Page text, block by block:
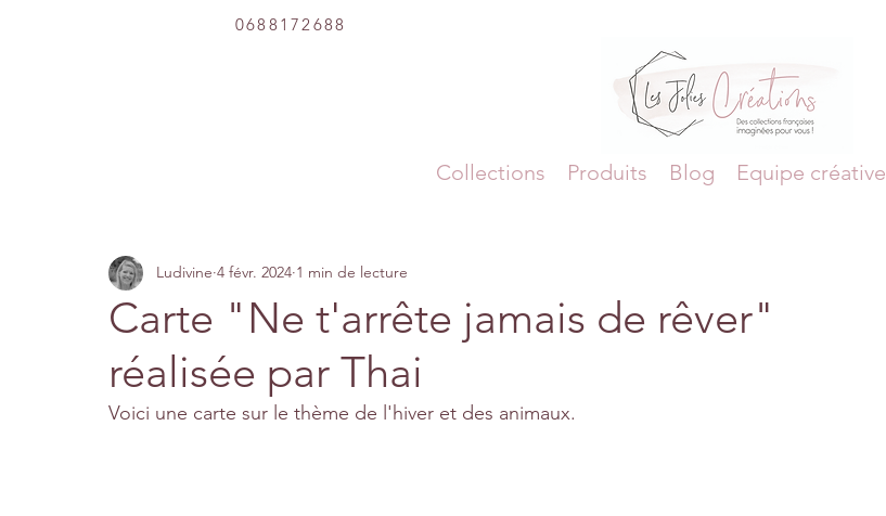
0688172688
Collections Produits Blog Equipe créative
Carte "Ne t'arrête jamais de rêver"
réalisée par Thai
Ludivine 4 févr. 2024 1 min de lecture
Voici une carte sur le thème de l'hiver et des animaux.